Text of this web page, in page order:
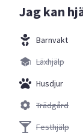
Jag kan
Barnvakt
Läxhjälp
Husdjur
Trädgård
Festhjälp